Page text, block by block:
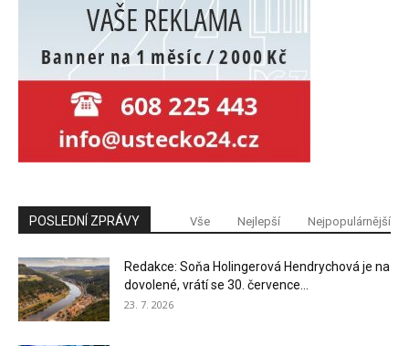
POSLEDNÍ ZPRÁVY Vše Nejlepší Nejpopulárnější
Redakce: Soňa Holingerová Hendrychová je na
dovolené, vrátí se 30. července...
23. 7. 2026